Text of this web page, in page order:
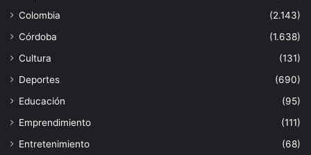
Colombia
(2.143)
Córdoba
(1.638)
Cultura
(131)
Deportes
(690)
Educación
(95)
Emprendimiento
(111)
Entretenimiento
(68)